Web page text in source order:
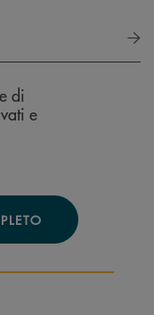
di
e